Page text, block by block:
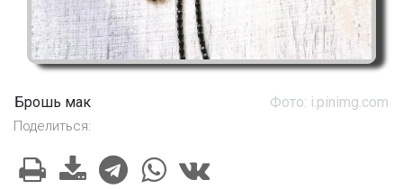
Брошь мак Фото: i.pinimg.com
Поделиться: